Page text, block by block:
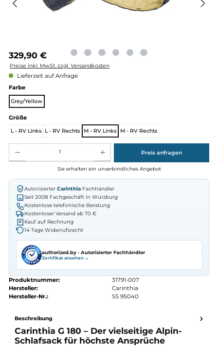
Regulärer Preis:
329,90 €
Lieferzeit auf Anfrage
Farbe
Grey/Yellow
auswählen
M - RV Links M - RV Rechts
Produkt Anzahl: Gib den gewünschten Wert ein oder benutze die Schaltflächen um die
Sie erhalten ein unverbindliches Angebot
AutorisierterCarinthia
Kostenlose telefonische Beratung
Kostenloser Versand ab 70 €
Kauf auf Rechnung
14 Tage Widerrufsrecht
authorized.by · Autorisierter Fachhändler
Produktnummer:
31791-007
Hersteller:
Carinthia